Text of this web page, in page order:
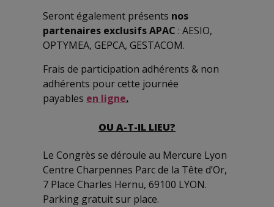
Seront également présents nos
partenaires exclusifs APAC : AESIO,
OPTYMEA, GEPCA, GESTACOM.
Frais de participation adhérents & non
adhérents pour cette journée
payables en ligne.
OU A-T-IL LIEU?
Le Congrès se déroule au Mercure Lyon
Centre Charpennes Parc de la Tête d’Or,
7 Place Charles Hernu, 69100 LYON.
Parking gratuit sur place.